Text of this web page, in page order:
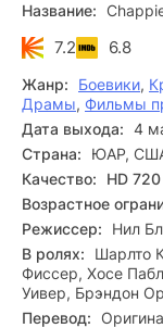
Название:
7.2 6.8
Жанр: Боевики,
Драмы, Фильмы
Дата выхода: 4
Страна:
ЮАР,
Качество:
HD
Возрастное
Режиссер:
Нил
В ролях:
Шарлто
Фиссер, Хосе
Уивер, Брэндон
Перевод: